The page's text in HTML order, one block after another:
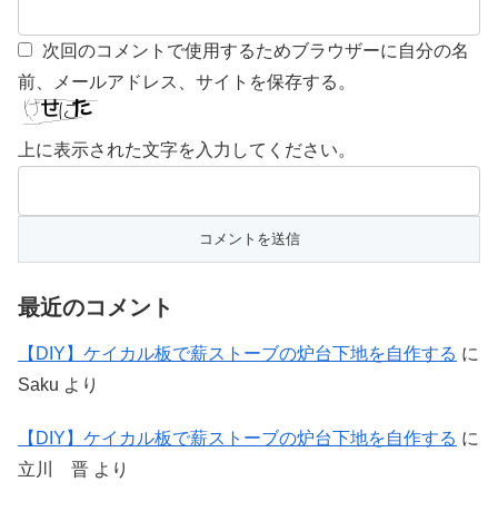
次回のコメントで使用するためブラウザーに自分の名
前、メールアドレス、サイトを保存する。
上に表示された文字を入力してください。
最近のコメント
【DIY】ケイカル板で薪ストーブの炉台下地を自作する に
Saku より
【DIY】ケイカル板で薪ストーブの炉台下地を自作する に
立川 晋 より